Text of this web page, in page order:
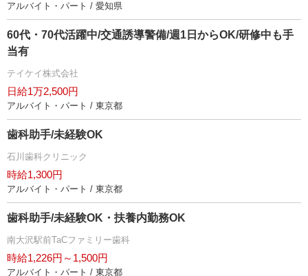
アルバイト・パート / 愛知県
60代・70代活躍中/交通誘導警備/週1日からOK/研修中も手
当有
テイケイ株式会社
日給1万2,500円
アルバイト・パート / 東京都
歯科助手/未経験OK
石川歯科クリニック
時給1,300円
アルバイト・パート / 東京都
歯科助手/未経験OK・扶養内勤務OK
南大沢駅前TaCファミリー歯科
時給1,226円～1,500円
アルバイト・パート / 東京都